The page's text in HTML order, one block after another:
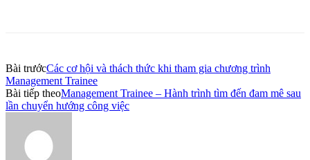
Bài trướcCác cơ hội và thách thức khi tham gia chương trình
Management Trainee
Bài tiếp theoManagement Trainee – Hành trình tìm đến đam mê sau
lần chuyển hướng công việc